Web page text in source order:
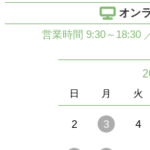
オン
営業時間 9:30～18:30
日 月 火
2 3 4